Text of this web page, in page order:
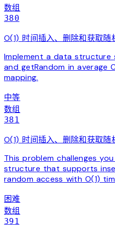
数组
380
O(1) 时间插入、删除和获取随
Implement a data structure
and getRandom in average
mapping.
中等
数组
381
O(1) 时间插入、删除和获取
This problem challenges
structure that supports
random access with O(1)
困难
数组
391